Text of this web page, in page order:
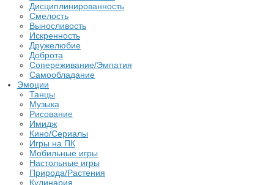
Дисциплинированность
Смелость
Выносливость
Искренность
Дружелюбие
Доброта
Сопереживание/Эмпатия
Самообладание
Эмоции
Танцы
Музыка
Рисование
Имидж
Кино/Сериалы
Игры на ПК
Мобильные игры
Настольные игры
Природа/Растения
Кулинария